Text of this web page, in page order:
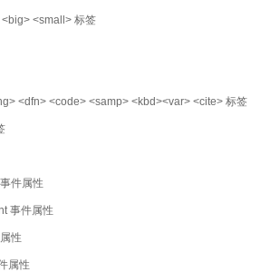
<small> 标签
<dfn> <code> <samp> <kbd><var> <cite> 标签
件属性
事件属性
性
属性